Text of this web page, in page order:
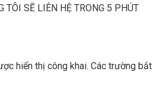
TÔI SẼ LIÊN HỆ TRONG 5 PHÚT
hiển thị công khai. Các trường bắt